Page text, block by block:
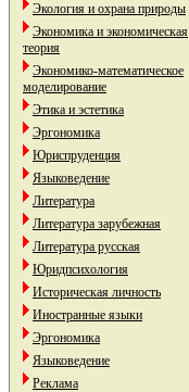
Экология и охрана природы
Экономика и экономическая
теория
Экономико-математическое
моделирование
Этика и эстетика
Эргономика
Юриспруденция
Языковедение
Литература
Литература зарубежная
Литература русская
Юридпсихология
Историческая личность
Иностранные языки
Эргономика
Языковедение
Реклама